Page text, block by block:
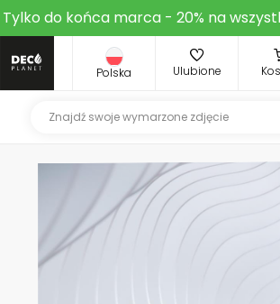
Tylko do końca marca - 20% na
Polska Ulubione